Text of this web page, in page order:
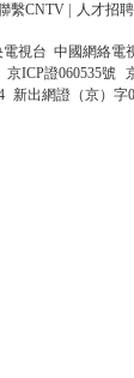
繫CNTV 人才招聘
電視台 中國網絡電
京ICP證060535號
新出網證（京）